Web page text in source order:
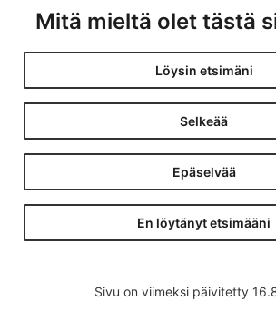
Mitä mieltä olet tästä
Löysin etsimäni
Selkeää
Epäselvää
En löytänyt etsimääni
Sivu on viimeksi päivitetty